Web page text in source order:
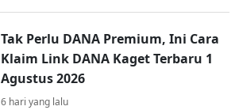
Tak Perlu DANA Premium, Ini Cara
Klaim Link DANA Kaget Terbaru 1
Agustus 2026
6 hari yang lalu